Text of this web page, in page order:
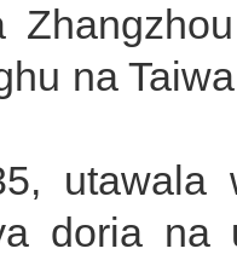
na
doria na